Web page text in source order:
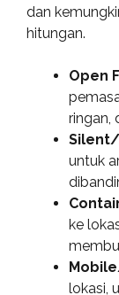
dan
hitungan.
Open
ringan,
untuk
ke
lokasi,